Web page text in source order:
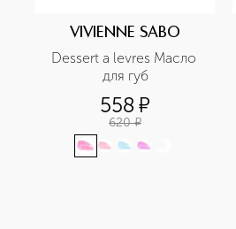
VIVIENNE SABO
Dessert a levres Масло
для губ
558 ¤
620 ¤